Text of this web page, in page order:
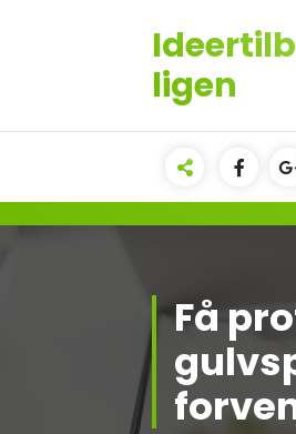
ligen
Få